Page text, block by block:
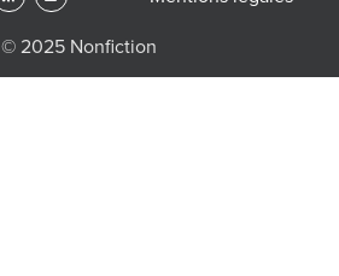
© 2025 Nonfiction